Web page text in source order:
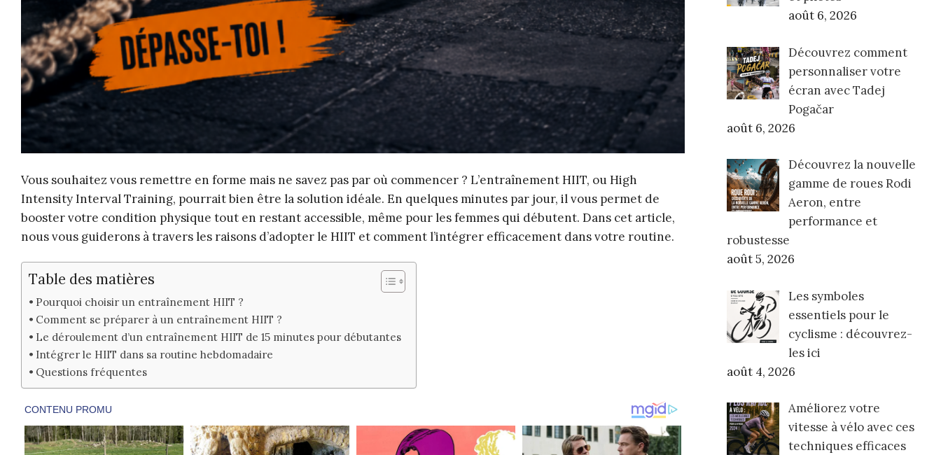
Vous souhaitez vous remettre en forme mais ne savez pas par où commencer ? L’entraînement HIIT, ou High
Intensity Interval Training, pourrait bien être la solution idéale. En quelques minutes par jour, il vous permet de
booster votre condition physique tout en restant accessible, même pour les femmes qui débutent. Dans cet article,
nous vous guiderons à travers les raisons d’adopter le HIIT et comment l’intégrer efficacement dans votre routine.
Table des matières
Pourquoi choisir un entraînement HIIT ?
Comment se préparer à un entraînement HIIT ?
Le déroulement d’un entraînement HIIT de 15 minutes pour débutantes
Intégrer le HIIT dans sa routine hebdomadaire
Questions fréquentes
août 6, 2026
Découvrez comment
personnaliser votre
écran avec Tadej
Pogačar
août 6, 2026
Découvrez la nouvelle
gamme de roues Rodi
Aeron, entre
performance et
robustesse
août 5, 2026
Les symboles
essentiels pour le
cyclisme : découvrez-
les ici
août 4, 2026
Améliorez votre
vitesse à vélo avec ces
techniques efficaces